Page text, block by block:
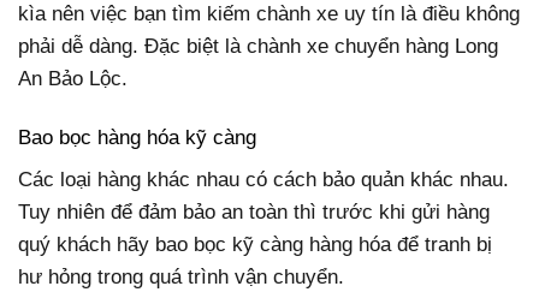
kìa nên việc bạn tìm kiếm chành xe uy tín là điều không
phải dễ dàng. Đặc biệt là chành xe chuyển hàng Long
An Bảo Lộc.
Bao bọc hàng hóa kỹ càng
Các loại hàng khác nhau có cách bảo quản khác nhau.
Tuy nhiên để đảm bảo an toàn thì trước khi gửi hàng
quý khách hãy bao bọc kỹ càng hàng hóa để tranh bị
hư hỏng trong quá trình vận chuyển.